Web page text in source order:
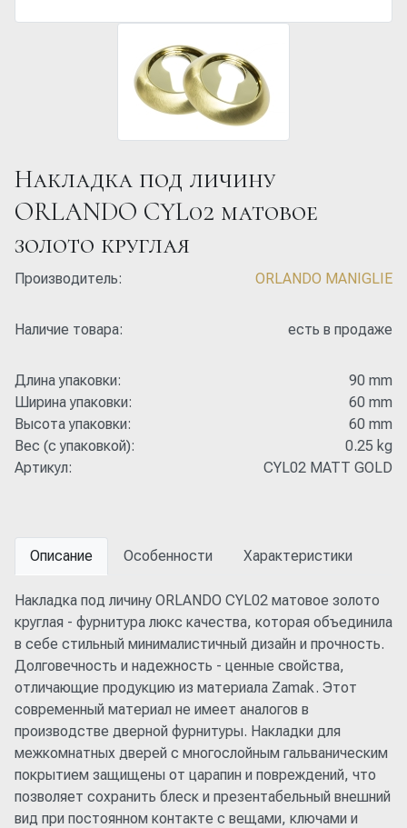
Накладка под личину
ORLANDO CYL02 матовое
золото круглая
Производитель: ORLANDO MANIGLIE
Наличие товара: есть в продаже
Длина упаковки:
90 mm
Ширина упаковки:
60 mm
Высота упаковки:
60 mm
Вес (с упаковкой):
0.25 kg
Артикул:
CYL02 MATT GOLD
Описание Особенности Характеристики
Накладка под личину ORLANDO CYL02 матовое золото
круглая - фурнитура люкс качества, которая объединила
в себе стильный минималистичный дизайн и прочность.
Долговечность и надежность - ценные свойства,
отличающие продукцию из материала Zamak. Этот
современный материал не имеет аналогов в
производстве дверной фурнитуры. Накладки для
межкомнатных дверей с многослойным гальваническим
покрытием защищены от царапин и повреждений, что
позволяет сохранить блеск и презентабельный внешний
вид при постоянном контакте с вещами, ключами и